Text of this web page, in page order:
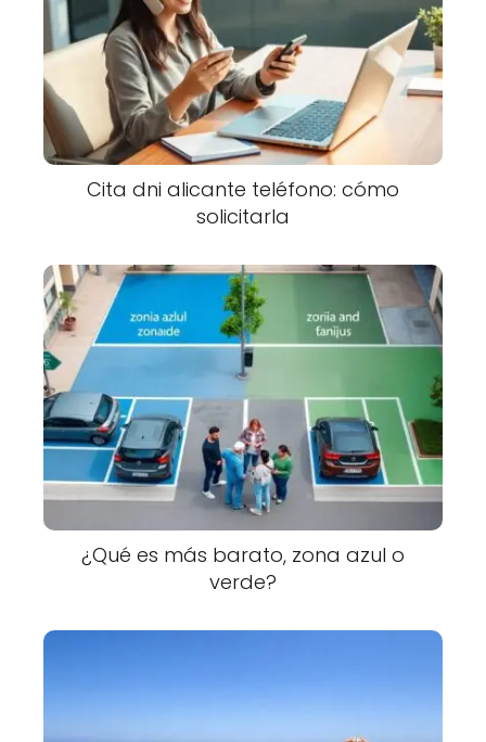
Cita dni alicante teléfono: cómo
solicitarla
¿Qué es más barato, zona azul o
verde?